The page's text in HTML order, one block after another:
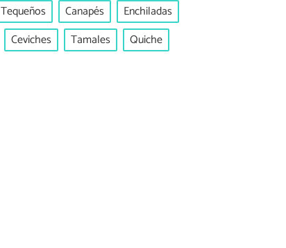
Tequeños Canapés
Enchiladas
Ceviches
Tamales Quiche